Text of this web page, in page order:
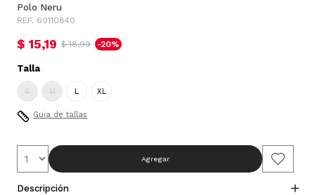
Polo Neru
REF. 60110840
$ 15,19 $ 18,99 -20%
Talla
S M L XL
Guia de tallas
Agregar
Descripción